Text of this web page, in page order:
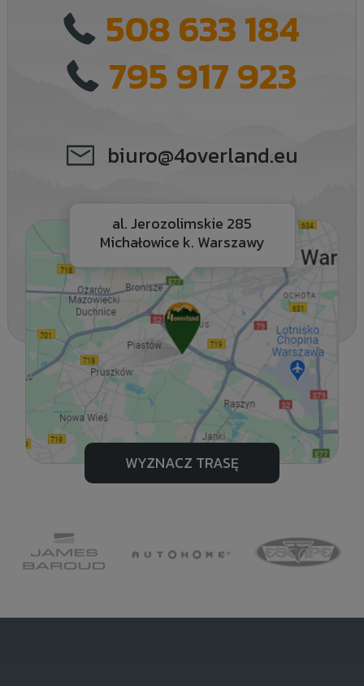
508 633 184
795 917 923
biuro@4overland.eu
al. Jerozolimskie 285
Michałowice k. Warszawy
WYZNACZ TRASĘ